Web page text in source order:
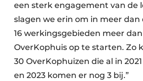
een sterk engagement van de
slagen we erin om in meer dan
16 werkingsgebieden meer
OverKophuis op te starten. Zo
30 OverKophuizen die al in
en 2023 komen er nog 3 bij.”